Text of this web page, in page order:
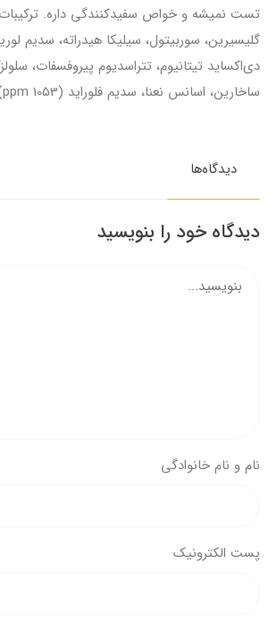
تست نمیشه و خواص سفیدکنندگی داره.
گلیسیرین، سوربیتول، سیلیکا هیدراته، سدیم
دی‌اکساید تیتانیوم، تتراسدیوم پیروفسفات،
ساخارین، اسانس نعنا، سدیم فلوراید (1053 ppm)، آلفاپاینن.
دیدگاه‌ها
دیدگاه خود را بنویسید
نام و نام خانوادگی
پست الکترونیک